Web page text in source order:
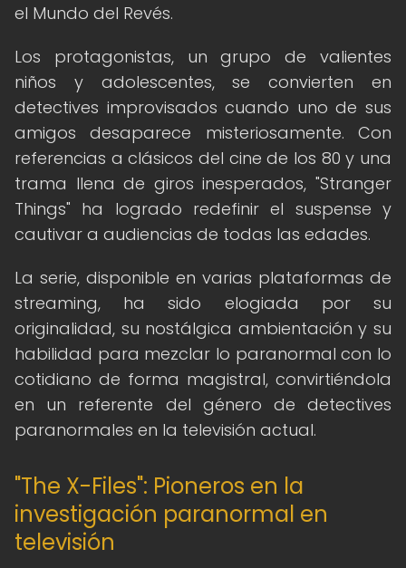
el Mundo del Revés.
Los protagonistas, un grupo de valientes
niños y adolescentes, se convierten en
detectives improvisados cuando uno de sus
amigos desaparece misteriosamente. Con
referencias a clásicos del cine de los 80 y una
trama llena de giros inesperados, "Stranger
Things" ha logrado redefinir el suspense y
cautivar a audiencias de todas las edades.
La serie, disponible en varias plataformas de
streaming, ha sido elogiada por su
originalidad, su nostálgica ambientación y su
habilidad para mezclar lo paranormal con lo
cotidiano de forma magistral, convirtiéndola
en un referente del género de detectives
paranormales en la televisión actual.
"The X-Files": Pioneros en la
investigación paranormal en
televisión